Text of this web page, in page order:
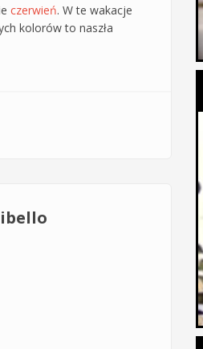
czerwień. W te wakacje
kolorów to naszła